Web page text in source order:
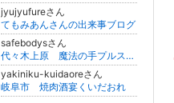
jyujyufureさん
てもみあんさんの出来事ブログ
safebodysさん
代々木上原 魔法の手プルスキン®肌つまみで冷えとり専門リンパケア
yakiniku-kuidaoreさん
岐阜市 焼肉酒宴くいだおれ